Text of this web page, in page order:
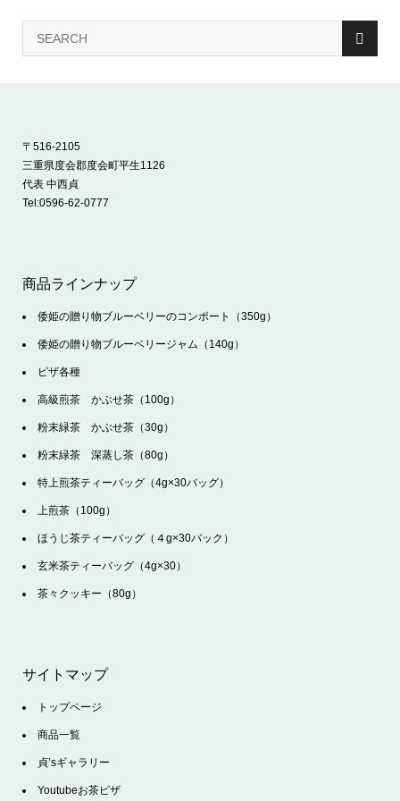
〒516-2105
三重県度会郡度会町平生1126
代表 中西貞
Tel:0596-62-0777
商品ラインナップ
倭姫の贈り物ブルーベリーのコンポート（350g）
倭姫の贈り物ブルーベリージャム（140g）
ピザ各種
高級煎茶 かぶせ茶（100g）
粉末緑茶 かぶせ茶（30g）
粉末緑茶 深蒸し茶（80g）
特上煎茶ティーバッグ（4g×30バッグ）
上煎茶（100g）
ほうじ茶ティーバッグ（４g×30バック）
玄米茶ティーバッグ（4g×30）
茶々クッキー（80g）
サイトマップ
トップページ
商品一覧
貞’sギャラリー
Youtubeお茶ピザ